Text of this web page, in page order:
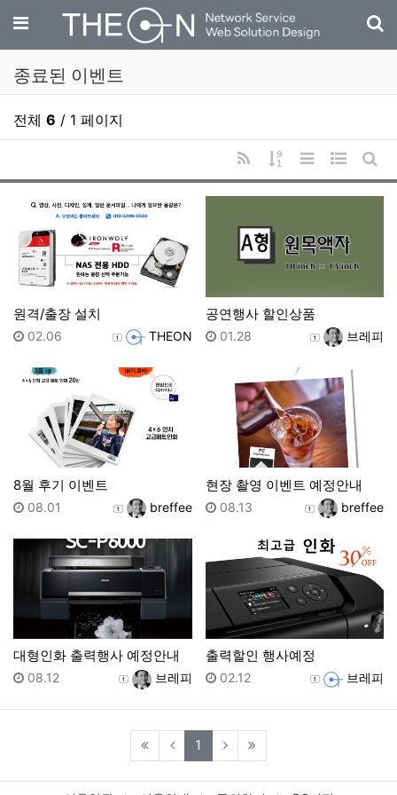
메뉴
종료된 이벤트
전체 6 / 1 페이지
RSS
게시물 정렬
리스트 스타일
웹진 스
게
원격/출장 설치
등록자THEON
등록일
02.06
공연행사 할인상품
등록자 브레피
등록일
01.28
8월 후기 이벤트
등록자breffee
등록일
08.01
현장 촬영 이벤트 예정안내
등록자 breffee
등록일
08.13
대형인화 출력행사 예정안내
등록자브레피
등록일
08.12
출력할인 행사예정
등록자 브레피
등록일
02.12
1 (current)